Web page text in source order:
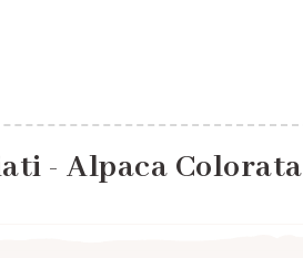
- Alpaca Colorata